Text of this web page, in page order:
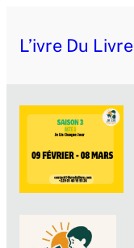
L’ivre Du Livre